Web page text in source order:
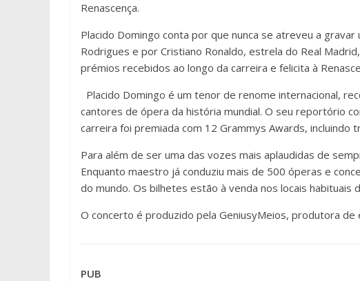
Renascença.
Placido Domingo conta por que nunca se atreveu a
Rodrigues e por Cristiano Ronaldo, estrela do Real
prémios recebidos ao longo da carreira e felicita à
Placido Domingo é um tenor de renome internacional,
cantores de ópera da história mundial. O seu reportório
carreira foi premiada com 12 Grammys Awards, incluindo
Para além de ser uma das vozes mais aplaudidas de
Enquanto maestro já conduziu mais de 500 óperas e
do mundo. Os bilhetes estão à venda nos locais
O concerto é produzido pela GeniusyMeios, produtora de
PUB